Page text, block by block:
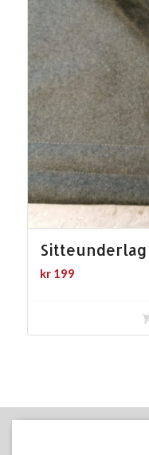
Sitteunderlag
kr199